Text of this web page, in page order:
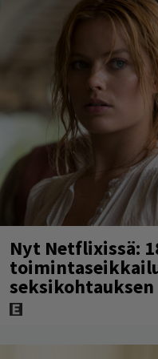
Nyt Netflixissä: